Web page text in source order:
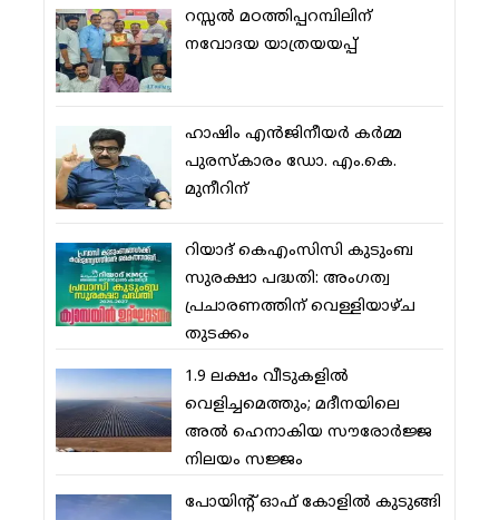
റസ്സല്‍ മഠത്തിപ്പറമ്പിലിന്
നവോദയ യാത്രയയപ്പ്
ഹാഷിം എന്‍ജിനീയര്‍ കര്‍മ്മ
പുരസ്‌കാരം ഡോ. എം.കെ.
മുനീറിന്
റിയാദ് കെഎംസിസി കുടുംബ
സുരക്ഷാ പദ്ധതി: അംഗത്വ
പ്രചാരണത്തിന് വെള്ളിയാഴ്ച
തുടക്കം
1.9 ലക്ഷം വീടുകളില്‍
വെളിച്ചമെത്തും; മദീനയിലെ
അല്‍ ഹെനാകിയ സൗരോര്‍ജ്ജ
നിലയം സജ്ജം
പോയിന്റ് ഓഫ് കോളില്‍ കുടുങ്ങി